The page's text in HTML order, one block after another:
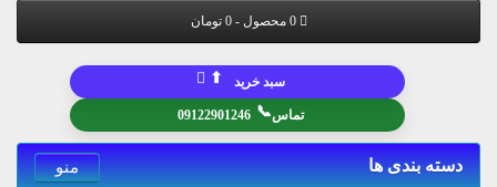
0 محصول - 0 تومان
تماس📞
09122901246
سبد خرید ⬆
دسته بندی ها منو